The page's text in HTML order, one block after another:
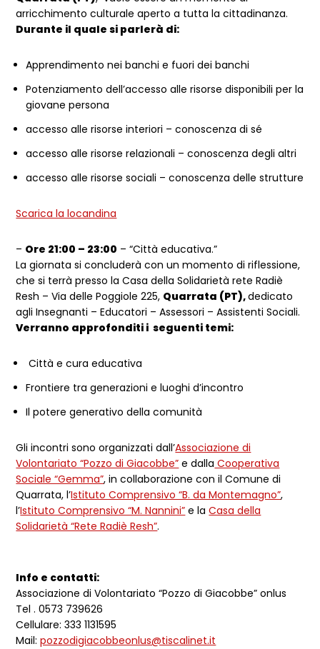
arricchimento culturale aperto a tutta la cittadinanza.
Durante il quale si parlerà di:
Apprendimento nei banchi e fuori dei banchi
Potenziamento dell’accesso alle risorse disponibili per la
giovane persona
accesso alle risorse interiori – conoscenza di sé
accesso alle risorse relazionali – conoscenza degli altri
accesso alle risorse sociali – conoscenza delle strutture
Scarica la locandina
– Ore 21:00 – 23:00 – “Città educativa.”
La giornata si concluderà con un momento di riflessione,
che si terrà presso la Casa della Solidarietà rete Radiè
Resh – Via delle Poggiole 225, Quarrata (PT),dedicato
agli Insegnanti – Educatori – Assessori – Assistenti Sociali.
Verranno approfonditi i seguenti temi:
Città e cura educativa
Frontiere tra generazioni e luoghi d’incontro
Il potere generativo della comunità
Gli incontri sono organizzati dall’Associazione di
Volontariato “Pozzo di Giacobbe” e dalla Cooperativa
Sociale “Gemma”, in collaborazione con il Comune di
Quarrata, l’Istituto Comprensivo “B. da Montemagno”,
l’Istituto Comprensivo “M. Nannini” e laCasa della
Solidarietà “Rete Radiè Resh”.
Info e contatti:
Associazione di Volontariato “Pozzo di Giacobbe” onlus
Tel . 0573 739626
Cellulare: 333 1131595
Mail:pozzodigiacobbeonlus@tiscalinet.it